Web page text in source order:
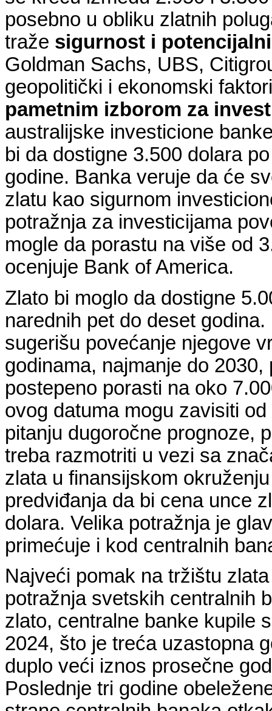
posebno u obliku zlatnih
traže sigurnost i
Goldman Sachs, UBS,
geopolitički i ekonomski
pametnim izborom za
australijske investicione
bi da dostigne 3.500 dolara
godine. Banka veruje da će
zlatu kao sigurnom
potražnja za investicijama
mogle da porastu na više od
ocenjuje Bank of America.
Zlato bi moglo da dostigne
narednih pet do deset
sugerišu povećanje njegove
godinama, najmanje do
postepeno porasti na oko
ovog datuma mogu zavisiti
pitanju dugoročne prognoze,
treba razmotriti u vezi sa
zlata u finansijskom
predviđanja da bi cena unce
dolara. Velika potražnja je
primećuje i kod centralnih
Najveći pomak na tržištu
potražnja svetskih centralnih
zlato, centralne banke kupile
2024, što je treća uzastopna
duplo veći iznos prosečne
Poslednje tri godine